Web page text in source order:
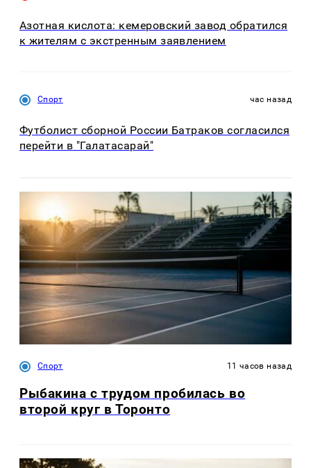
Азотная кислота: кемеровский завод обратился
к жителям с экстренным заявлением
Спорт час назад
Футболист сборной России Батраков согласился
перейти в "Галатасарай"
Спорт 11 часов назад
Рыбакина с трудом пробилась во
второй круг в Торонто